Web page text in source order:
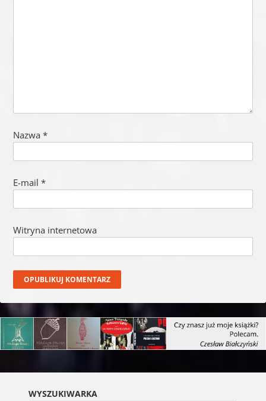
Nazwa *
E-mail *
Witryna internetowa
WYSZUKIWARKA